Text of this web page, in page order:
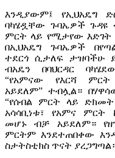
እንዲያውም፤ የኢህአዴግ
ባካሄዷቸው ጉባኤዎች ጉዳዩ
ምርት ላይ የሚታየው እድገት
በኢህአዴግ ጉባኤዎች
ተደርጎ ሲታለፍ ታዝባችሁ
ብአዴን በባህርዳር
“የአምናው የእርሻ ምርት
አይደለም” ተብሏል።
“የሰብል ምርት ላይ
አሳሳቢነቱ፣ የአምና ምርት
መሆኑ ብቻ አይደለም።
ምርትም እንደተጠበቀው
ስታትስቲክስ ጥናት